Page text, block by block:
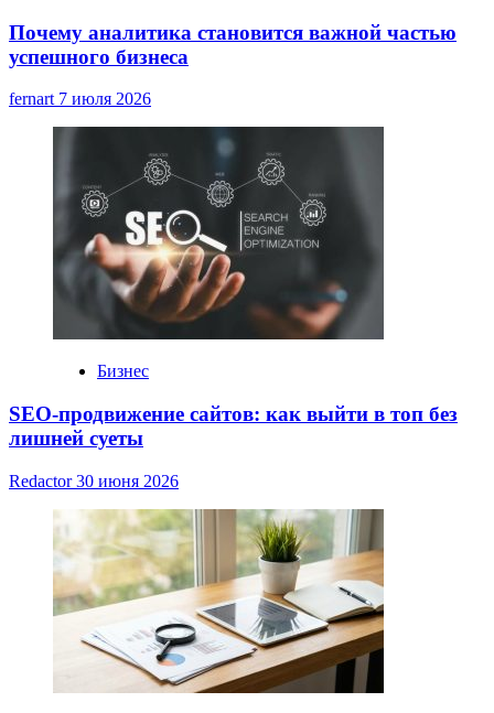
Почему аналитика становится важной частью
успешного бизнеса
fernart 7 июля 2026
Бизнес
SEO-продвижение сайтов: как выйти в топ без
лишней суеты
Redactor30 июня 2026